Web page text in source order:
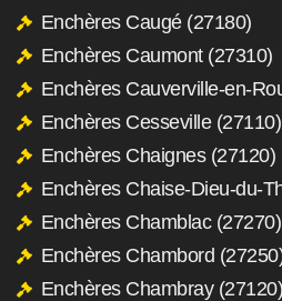
Enchères Caugé (27180)
Enchères Caumont (27310)
Enchères Cauverville-en-
Enchères Cesseville (27110)
Enchères Chaignes (27120)
Enchères Chaise-Dieu-du-
Enchères Chamblac (27270)
Enchères Chambord
Enchères Chambray (27120)